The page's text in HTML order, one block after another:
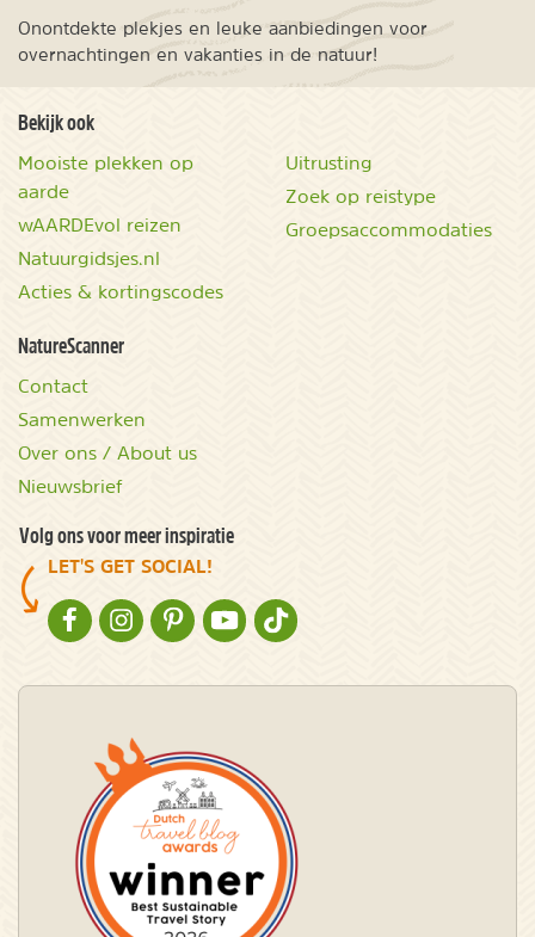
Onontdekte plekjes en leuke aanbiedingen voor
overnachtingen en vakanties in de natuur!
Bekijk ook
Mooiste plekken op
aarde
wAARDEvol reizen
Natuurgidsjes.nl
Acties & kortingscodes
Uitrusting
Zoek op reistype
Groepsaccommodaties
NatureScanner
Contact
Samenwerken
Over ons / About us
Nieuwsbrief
Volg ons voor meer inspiratie
LET'S GET SOCIAL!
NATURESCANNER OP FACEBOOK
NATURESCANNER OP INSTAGRAM
NATURESCANNER OP PINTEREST
NATURESCANNER OP YOUTUBE
NATURESCANNER OP TIKTOK